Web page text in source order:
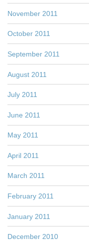
November 2011
October 2011
September 2011
August 2011
July 2011
June 2011
May 2011
April 2011
March 2011
February 2011
January 2011
December 2010